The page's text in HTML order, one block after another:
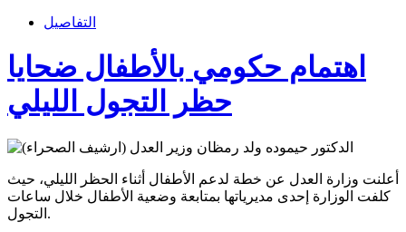
التفاصيل
اهتمام حكومي بالأطفال ضحايا
حظر التجول الليلي
أعلنت وزارة العدل عن خطة لدعم الأطفال أثناء الحظر الليلي، حيث
كلفت الوزارة إحدى مديرياتها بمتابعة وضعية الأطفال خلال ساعات
التجول.